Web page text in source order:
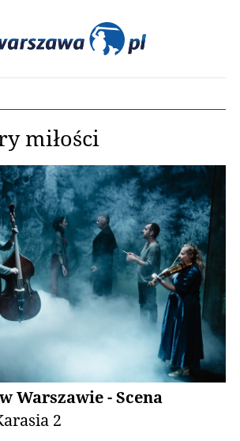
miłości
Warszawie - Scena
2